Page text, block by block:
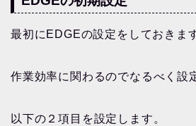
最初にEDGEの設定をしておきま
作業効率に関わるのでなるべく設
以下の２項目を設定します。